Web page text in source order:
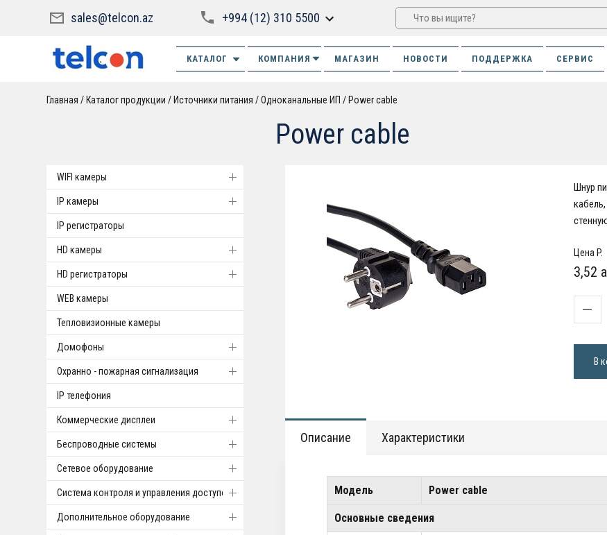
sales@telcon.az +994 (12) 310 5500
КАТАЛОГ КОМПАНИЯ МАГАЗИН НОВОСТИ ПОДДЕРЖКА СЕРВИС
Главная Каталог продукции Источники питания Одноканальные ИП Power cable
Power cable
WIFI камеры
IP камеры
IP регистраторы
HD камеры
HD регистраторы
WEB камеры
Тепловизионные камеры
Домофоны
Охранно - пожарная сигнализация
IP телефония
Коммерческие дисплеи
Беспроводные системы
Cетевое оборудование
Система контроля и управления доступом
Дополнительное оборудование
Цена P.
3,52
В
Шнур
Описание Характеристики
Модель Power cable
Основные сведения